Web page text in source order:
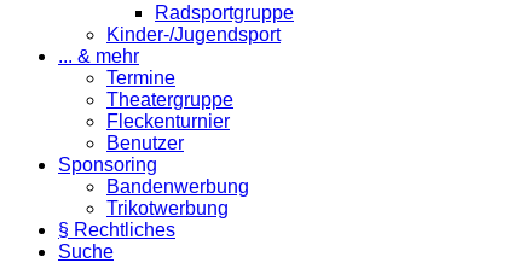
Radsportgruppe
Kinder-/Jugendsport
... & mehr
Termine
Theatergruppe
Fleckenturnier
Benutzer
Sponsoring
Bandenwerbung
Trikotwerbung
§ Rechtliches
Suche